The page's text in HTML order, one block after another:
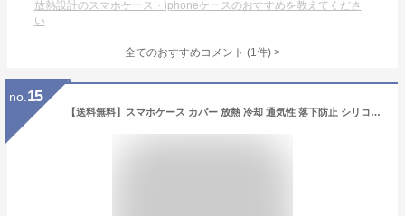
放熱設計のスマホケース・iphoneケースのおすすめを教えてくださ
い
全てのおすすめコメント (1件) >
no. 15
【送料無料】スマホケース カバー 放熱 冷却 通気性 落下防止 シリコン 編みデザイン 立体編み 丈夫 手触り良い 薄型 軽量 指紋防止 全面保護 耐衝撃 メッシュ iPhone15 14 13 12 Pro Max 携帯ケース カラバリ豊富